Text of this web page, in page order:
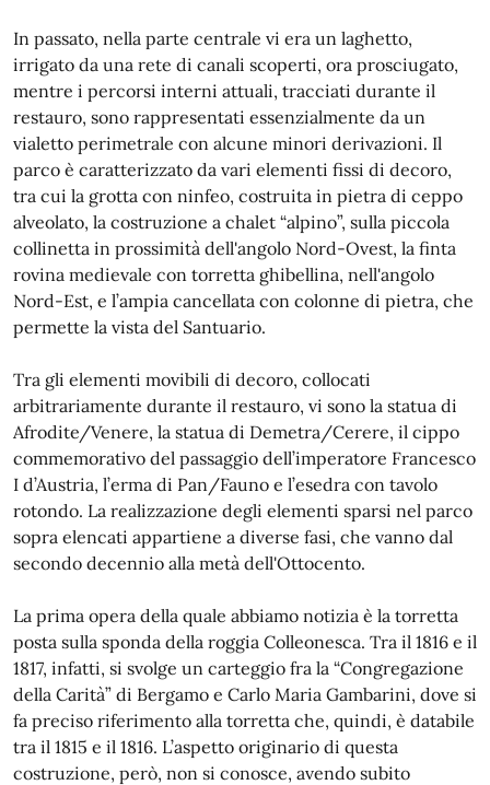
In passato, nella parte centrale vi era un laghetto,
irrigato da una rete di canali scoperti, ora prosciugato,
mentre i percorsi interni attuali, tracciati durante il
restauro, sono rappresentati essenzialmente da un
vialetto perimetrale con alcune minori derivazioni. Il
parco è caratterizzato da vari elementi fissi di decoro,
tra cui la grotta con ninfeo, costruita in pietra di ceppo
alveolato, la costruzione a chalet “alpino”, sulla piccola
collinetta in prossimità dell'angolo Nord-Ovest, la finta
rovina medievale con torretta ghibellina, nell'angolo
Nord-Est, e l’ampia cancellata con colonne di pietra, che
permette la vista del Santuario.
Tra gli elementi movibili di decoro, collocati
arbitrariamente durante il restauro, vi sono la statua di
Afrodite/Venere, la statua di Demetra/Cerere, il cippo
commemorativo del passaggio dell’imperatore Francesco
I d’Austria, l’erma di Pan/Fauno e l’esedra con tavolo
rotondo. La realizzazione degli elementi sparsi nel parco
sopra elencati appartiene a diverse fasi, che vanno dal
secondo decennio alla metà dell'Ottocento.
La prima opera della quale abbiamo notizia è la torretta
posta sulla sponda della roggia Colleonesca. Tra il 1816 e il
1817, infatti, si svolge un carteggio fra la “Congregazione
della Carità” di Bergamo e Carlo Maria Gambarini, dove si
fa preciso riferimento alla torretta che, quindi, è databile
tra il 1815 e il 1816. L’aspetto originario di questa
costruzione, però, non si conosce, avendo subito